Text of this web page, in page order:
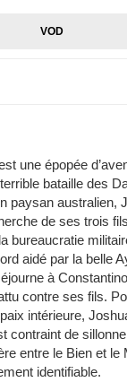
VOD
une épopée
bataille des
paysan australien,
de ses trois
bureaucratie
aidé par la belle
à
contre ses fils.
intérieure,
contraint de
entre le Bien et le
identifiable.